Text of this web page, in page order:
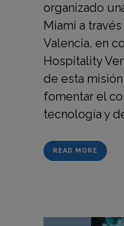
organizado
Miami a
Valencia, en
Hospitality
de esta
fomentar el
tecnología y
READ MORE